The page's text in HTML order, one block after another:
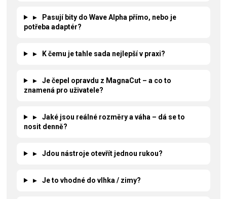
▸
Pasují bity do Wave Alpha přímo, nebo je
potřeba adaptér?
▸ K čemu je tahle sada nejlepší v praxi?
▸
Je čepel opravdu z MagnaCut – a co to
znamená pro uživatele?
▸
Jaké jsou reálné rozměry a váha – dá se to
nosit denně?
▸ Jdou nástroje otevřít jednou rukou?
▸ Je to vhodné do vlhka / zimy?